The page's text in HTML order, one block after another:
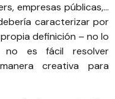
empresas públicas,…
caracterizar por
definición – no lo
no es fácil resolver
creativa para